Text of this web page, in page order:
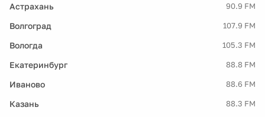
Астрахань 90.9 FM
Волгоград 107.9 FM
Вологда 105.3 FM
Екатеринбург 88.8 FM
Иваново 88.6 FM
Казань 88.3 FM